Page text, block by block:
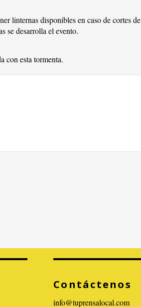
linternas disponibles en caso de cortes de
se desarrolla el evento.
con esta tormenta.
Contáctenos
info@tuprensalocal.com